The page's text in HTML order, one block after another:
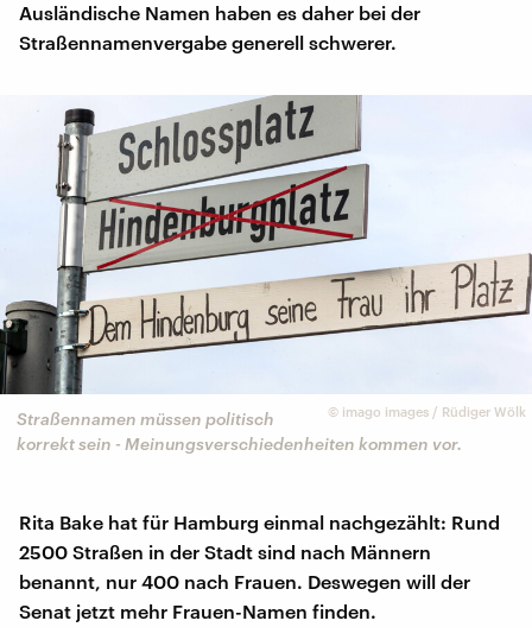
Ausländische Namen haben es daher bei der
Straßennamenvergabe generell schwerer.
© imago images / Rüdiger Wölk
Straßennamen müssen politisch
korrekt sein - Meinungsverschiedenheiten kommen vor.
Rita Bake hat für Hamburg einmal nachgezählt: Rund
2500 Straßen in der Stadt sind nach Männern
benannt, nur 400 nach Frauen. Deswegen will der
Senat jetzt mehr Frauen-Namen finden.